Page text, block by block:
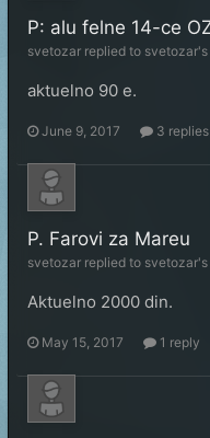
P: alu felne 14-ce
svetozar replied to svetozar's
aktuelno 90 e.
June 9, 2017 3 replies
P. Farovi za Mareu
svetozar replied to svetozar's
Aktuelno 2000 din.
May 15, 2017 1 reply